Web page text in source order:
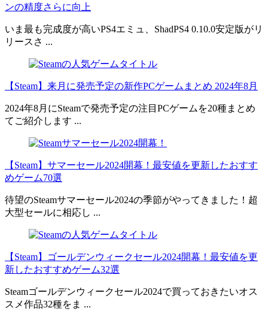
ンの精度さらに向上
いま最も完成度が高いPS4エミュ、ShadPS4 0.10.0安定版がリ
リースさ ...
【Steam】来月に発売予定の新作PCゲームまとめ 2024年8月
2024年8月にSteamで発売予定の注目PCゲームを20種まとめ
てご紹介します ...
【Steam】サマーセール2024開幕！最安値を更新したおすす
めゲーム70選
待望のSteamサマーセール2024の季節がやってきました！超
大型セールに相応し ...
【Steam】ゴールデンウィークセール2024開幕！最安値を更
新したおすすめゲーム32選
Steamゴールデンウィークセール2024で買っておきたいオス
スメ作品32種をま ...